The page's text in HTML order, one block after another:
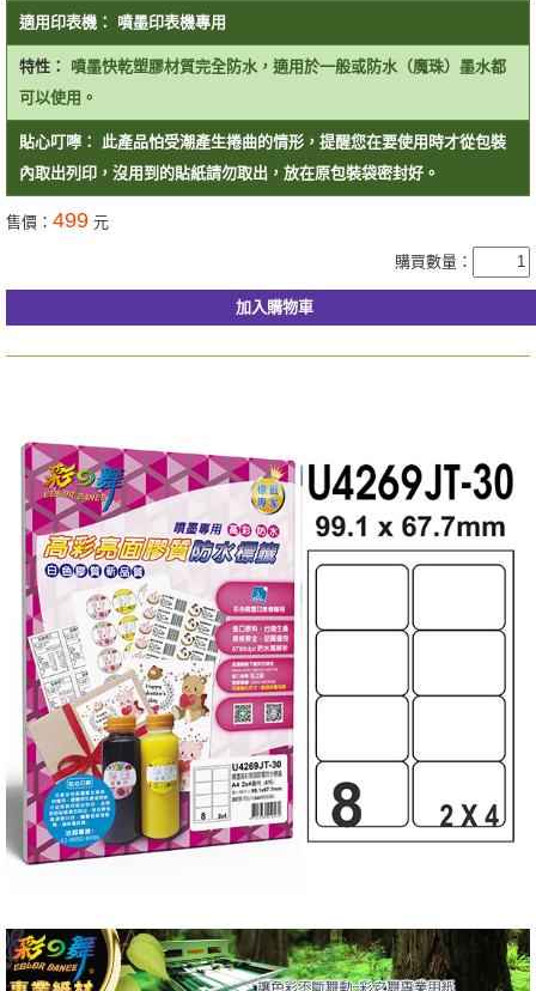
適用印表機： 噴墨印表機專用
特性：
噴墨快乾塑膠材質完全防水，適用於一般或防水（魔珠）墨水都
可以使用。
貼心叮嚀：
此產品怕受潮產生捲曲的情形，提醒您在要使用時才從包裝
內取出列印，沒用到的貼紙請勿取出，放在原包裝袋密封好。
售價： 499 元
購買數量：